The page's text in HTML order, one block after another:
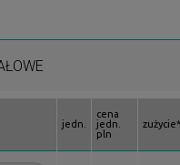
jedn.
cena
jedn.
pln
zużycie*